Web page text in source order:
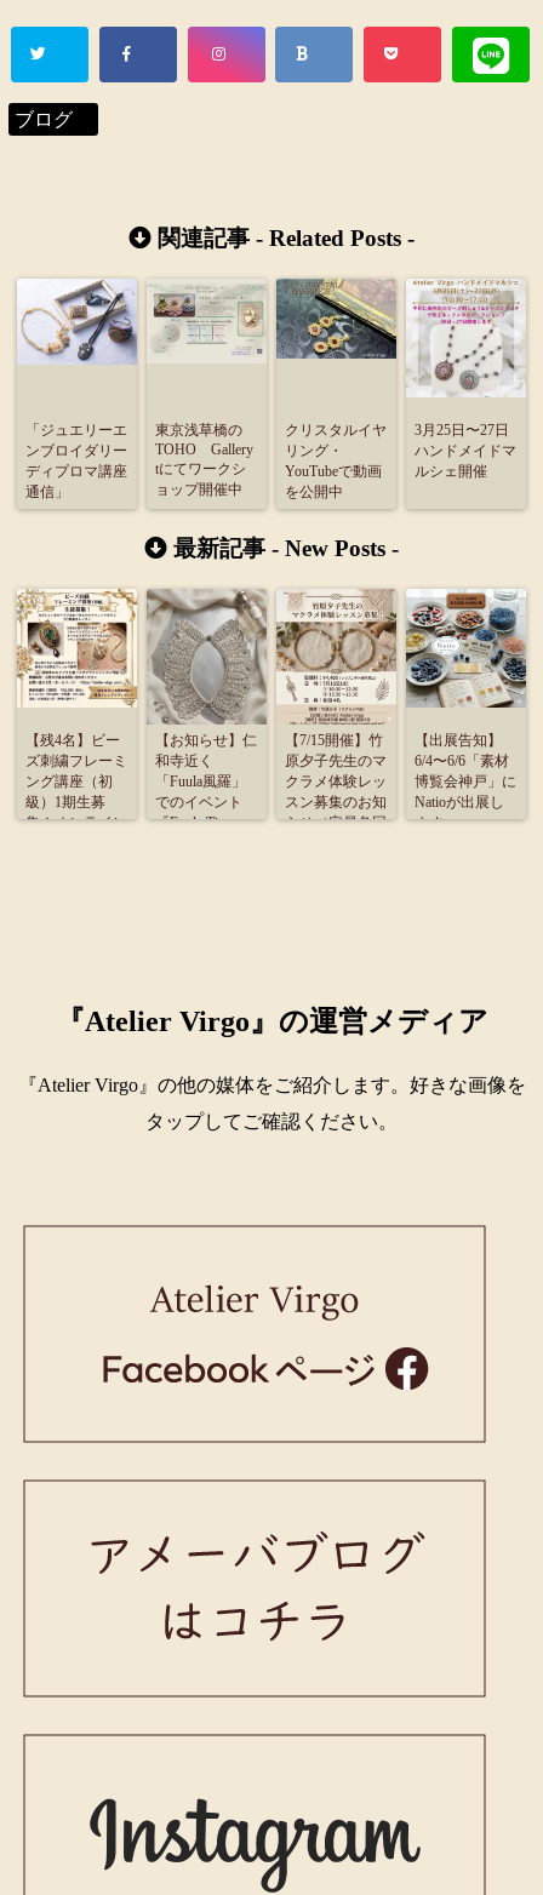
ブログ
関連記事 - Related Posts -
「ジュエリーエ
ンブロイダリー
ディプロマ講座
通信」
東京浅草橋の
TOHO Gallery
tにてワークシ
ョップ開催中
クリスタルイヤ
リング・
YouTubeで動画
を公開中
3月25日〜27日
ハンドメイドマ
ルシェ開催
最新記事 - New Posts -
【残4名】ビー
ズ刺繍フレーミ
ング講座（初
級）1期生募
集！オンライン
【お知らせ】仁
和寺近く
「Fuula風羅」
でのイベント
『Fuula Time』
【7/15開催】竹
原夕子先生のマ
クラメ体験レッ
スン募集のお知
らせ（定員各回
【出展告知】
6/4〜6/6「素材
博覧会神戸」に
Natioが出展し
ます
『Atelier Virgo』の運営メディア
『Atelier Virgo』の他の媒体をご紹介します。好きな画像を
タップしてご確認ください。